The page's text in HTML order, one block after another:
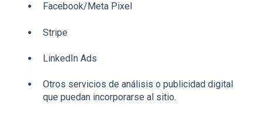
Facebook/Meta Pixel
Stripe
LinkedIn Ads
Otros servicios de análisis o publicidad digital
que puedan incorporarse al sitio.